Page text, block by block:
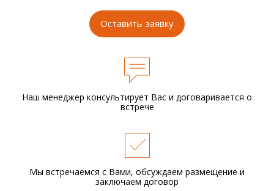
Оставить заявку
Наш менеджер консультирует Вас и договаривается о
встрече
Мы встречаемся с Вами, обсуждаем размещение и
заключаем договор